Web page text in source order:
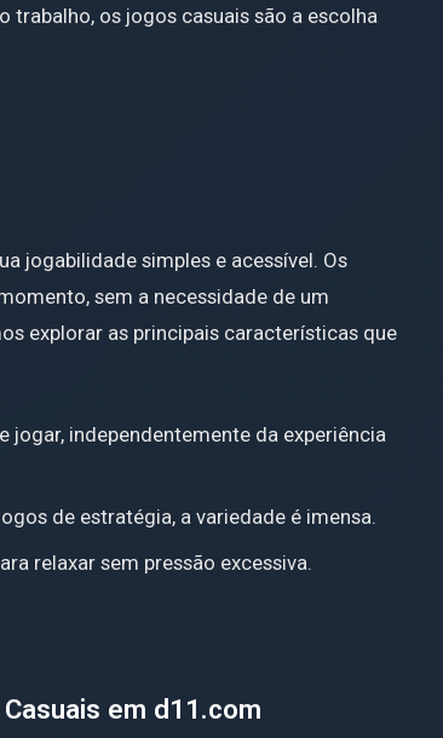
trabalho, os jogos casuais são a escolha
jogabilidade simples e acessível. Os
sem a necessidade de um
explorar as principais características que
jogar, independentemente da experiência
de estratégia, a variedade é imensa.
relaxar sem pressão excessiva.
em d11.com